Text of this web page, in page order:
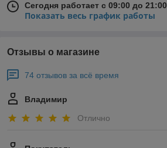
Сегодня работает с 09:00 до 21:00
Показать весь график работы
Отзывы о магазине
74 отзывов за всё время
Владимир
Отлично